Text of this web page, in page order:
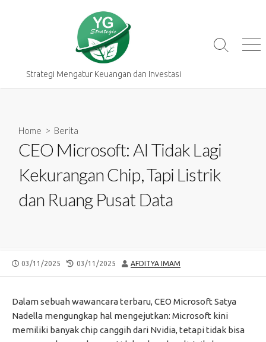
Strategi Mengatur Keuangan dan Investasi
Search
Home > Berita
CEO Microsoft: AI Tidak Lagi
Kekurangan Chip, Tapi Listrik
dan Ruang Pusat Data
PUBLISHED
03/11/2025
LAST
03/11/2025 AUTHOR
AFDITYA IMAM
Dalam sebuah wawancara terbaru, CEO Microsoft Satya
Nadella mengungkap hal mengejutkan: Microsoft kini
memiliki banyak chip canggih dari Nvidia, tetapi tidak bisa